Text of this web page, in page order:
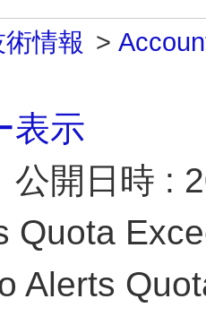
情報 >
表示
公開日時 :
Quota
Alerts